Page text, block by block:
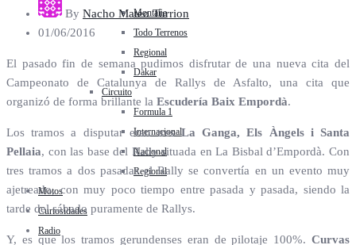
Montaña
Todo Terrenos
Regional
Dakar
Circuito
Formula 1
Internacional
Nacional
Regional
Motos
Curiosidades
Radio
By Nacho Mateo Turrion
01/06/2016
El pasado fin de semana pudimos disfrutar de una nueva cita del
Campeonato de Catalunya de Rallys de Asfalto, una cita que
organizó de forma brillante la Escudería Baix Empordà.
Los tramos a disputar eran tresLa Ganga, Els Àngels i Santa
Pellaia, con las base del Rally situada en La Bisbal d’Empordà. Con
tres tramos a dos pasadas el Rally se convertía en un evento muy
ajetreado, con muy poco tiempo entre pasada y pasada, siendo la
tarde del sábado puramente de Rallys.
Y, es que los tramos gerundenses eran de pilotaje 100%. Curvas